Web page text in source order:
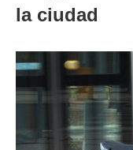
la ciudad